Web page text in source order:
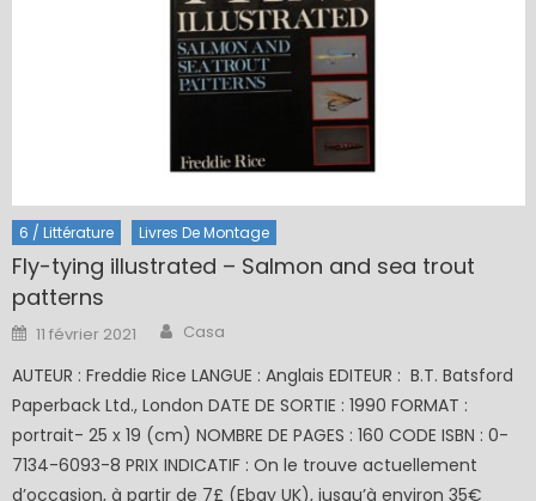
6 / Littérature Livres De Montage
Fly-tying illustrated – Salmon and sea trout
patterns
Posted
on
11 février 2021 Author
Casa
AUTEUR : Freddie Rice LANGUE : Anglais EDITEUR : B.T. Batsford
Paperback Ltd., London DATE DE SORTIE : 1990 FORMAT :
portrait- 25 x 19 (cm) NOMBRE DE PAGES : 160 CODE ISBN : 0-
7134-6093-8 PRIX INDICATIF : On le trouve actuellement
d’occasion, à partir de 7£ (Ebay UK), jusqu’à environ 35€